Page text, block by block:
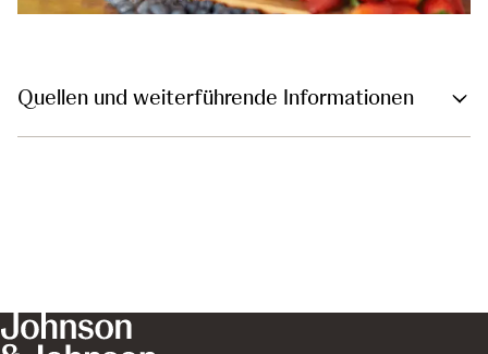
Quellen und weiterführende Informationen